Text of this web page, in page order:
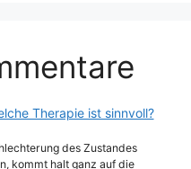
Therapie ist sinnvoll?
des Zustandes
kommt halt ganz auf die